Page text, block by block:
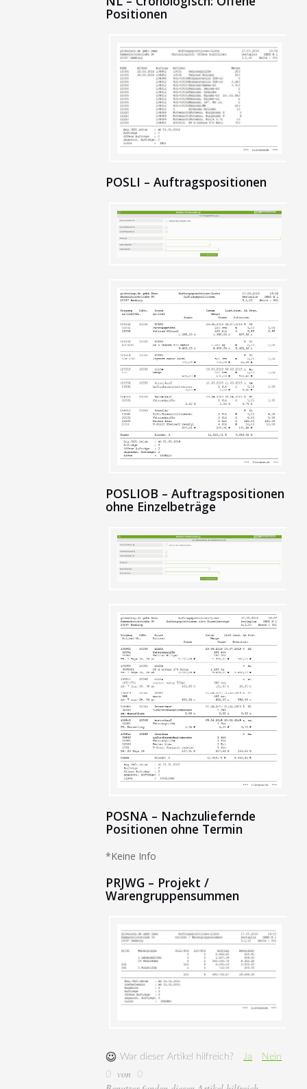
Positionen
POSLI – Auftragspositionen
POSLIOB – Auftragspositionen
ohne Einzelbeträge
POSNA – Nachzuliefernde
Positionen ohne Termin
*Keine Info
PRJWG – Projekt /
Warengruppensummen
War dieser Artikel hilfreich? Ja
Nein
0
von 0